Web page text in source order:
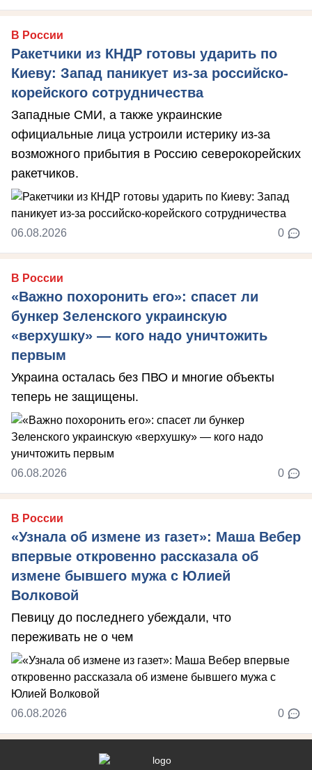
В России
Ракетчики из КНДР готовы ударить по
Киеву: Запад паникует из-за российско-
корейского сотрудничества
Западные СМИ, а также украинские
официальные лица устроили истерику из-за
возможного прибытия в Россию северокорейских
ракетчиков.
06.08.2026 0
В России
«Важно похоронить его»: спасет ли
бункер Зеленского украинскую
«верхушку» — кого надо уничтожить
первым
Украина осталась без ПВО и многие объекты
теперь не защищены.
06.08.2026 0
В России
«Узнала об измене из газет»: Маша Вебер
впервые откровенно рассказала об
измене бывшего мужа с Юлией
Волковой
Певицу до последнего убеждали, что
переживать не о чем
06.08.2026 0